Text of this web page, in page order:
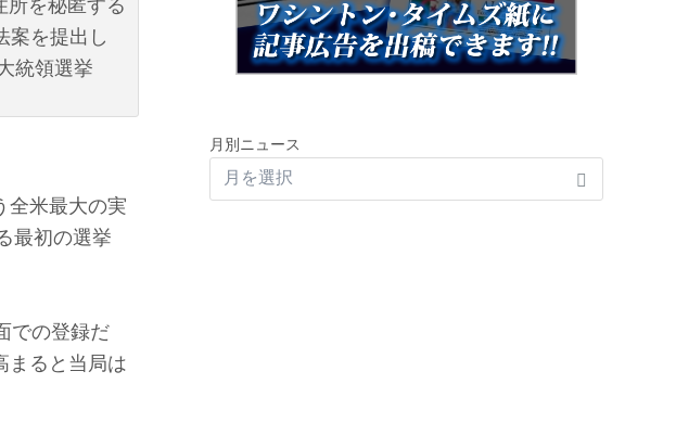
所を秘匿する
案を提出し
統領選挙
全米最大の実
最初の選挙
での登録だ
まると当局は
月別ニュース